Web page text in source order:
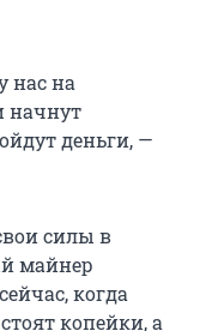
нас на
начнут
деньги, —
силы в
майнер
когда
копейки, а